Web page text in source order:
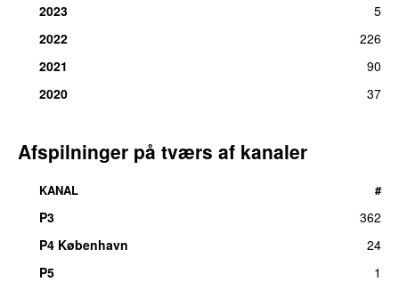
2023
5
2022
226
2021
90
2020
37
Afspilninger på tværs af kanaler
KANAL #
P3
362
P4 København
24
P5
1